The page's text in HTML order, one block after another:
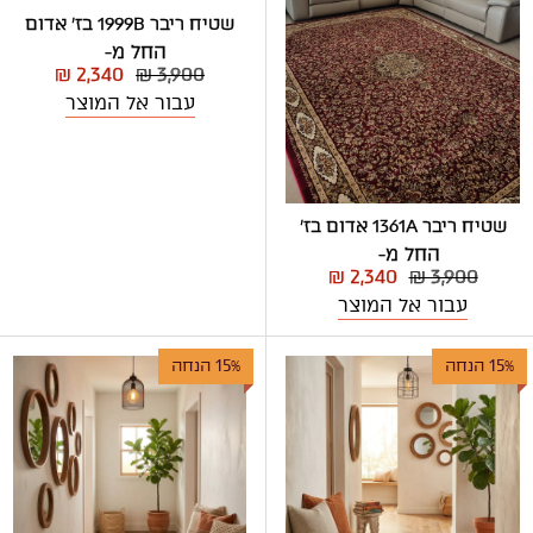
שטיח ריבר 1361A אדום בז'
החל מ-
₪ 3,900
₪ 2,340
עבור אל המוצר
שטיח ריבר 1999B בז' אדום
החל מ-
₪ 3,900
₪ 2,340
עבור אל המוצר
15% הנחה 15% הנחה